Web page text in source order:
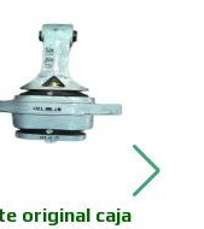
original caja